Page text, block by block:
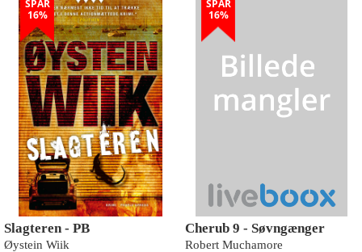
SPAR
16%
Slagteren - PB
Øystein Wiik
SPAR
16%
Cherub 9 - Søvngænger
Robert Muchamore